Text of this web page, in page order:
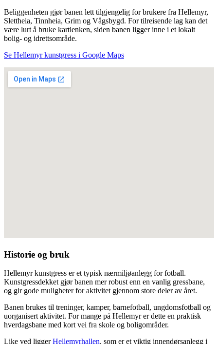
Beliggenheten gjør banen lett tilgjengelig for brukere fra Hellemyr,
Slettheia, Tinnheia, Grim og Vågsbygd. For tilreisende lag kan det
være lurt å bruke kartlenken, siden banen ligger inne i et lokalt
bolig- og idrettsområde.
Se Hellemyr kunstgress i Google Maps
Historie og bruk
Hellemyr kunstgress er et typisk nærmiljøanlegg for fotball.
Kunstgressdekket gjør banen mer robust enn en vanlig gressbane,
og gir gode muligheter for aktivitet gjennom store deler av året.
Banen brukes til treninger, kamper, barnefotball, ungdomsfotball og
uorganisert aktivitet. For mange på Hellemyr er dette en praktisk
hverdagsbane med kort vei fra skole og boligområder.
Like ved liggerHellemyrhallen, som er et viktig innendørsanlegg i